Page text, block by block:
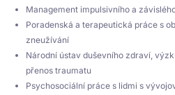
Management impulsivního a
Poradenská a terapeutická práce s
zneužívání
Národní ústav duševního zdraví,
přenos traumatu
Psychosociální práce s lidmi s